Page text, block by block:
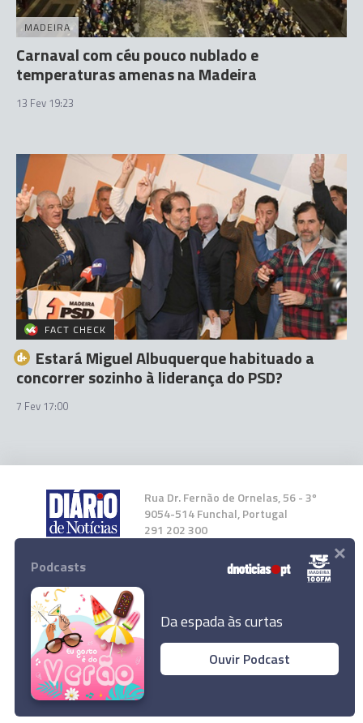
Miguel Albuquerque critica desigualdade
eleitoral
Ler Artigo
MADEIRA
Carnaval com céu pouco nublado e
temperaturas amenas na Madeira
13 Fev 19:23
FACT CHECK
Estará Miguel Albuquerque habituado a
concorrer sozinho à liderança do PSD?
7 Fev 17:00
Rua Dr. Fernão de Ornelas, 56 - 3º
9054-514 Funchal, Portugal
291 202 300
Instale a nossa App
© 2026 Empresa Diário de Notícias, Lda.
Todos os direitos reservados.
Podcasts
Da espada às curtas
Ouvir Podcast
×